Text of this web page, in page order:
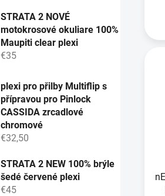
STRATA 2 NOVÉ
motokrosové okuliare 100%
Maupiti clear plexi
€35
plexi pro přilby Multiflip s
přípravou pro Pinlock
CASSIDA zrcadlové
chromové
€32,50
STRATA 2 NEW 100% brýle
šedé červené plexi
€45